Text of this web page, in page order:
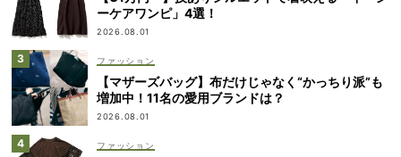
ーケアワンピ」4選！
2026.08.01
ファッション
【マザーズバッグ】布だけじゃなく“かっちり派”も
増加中！11名の愛用ブランドは？
2026.08.01
ファッション